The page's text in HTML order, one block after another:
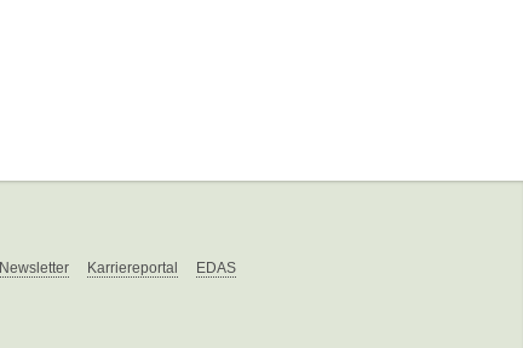
Newsletter Karriereportal EDAS